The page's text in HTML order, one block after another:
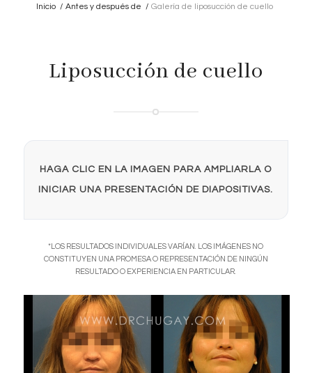
Inicio / Antes y después de / Galería de liposucción de cuello
Liposucción de cuello
HAGA CLIC EN LA IMAGEN PARA AMPLIARLA O
INICIAR UNA PRESENTACIÓN DE DIAPOSITIVAS.
*LOS RESULTADOS INDIVIDUALES VARÍAN. LOS IMÁGENES NO
CONSTITUYEN UNA PROMESA O REPRESENTACIÓN DE NINGÚN
RESULTADO O EXPERIENCIA EN PARTICULAR.